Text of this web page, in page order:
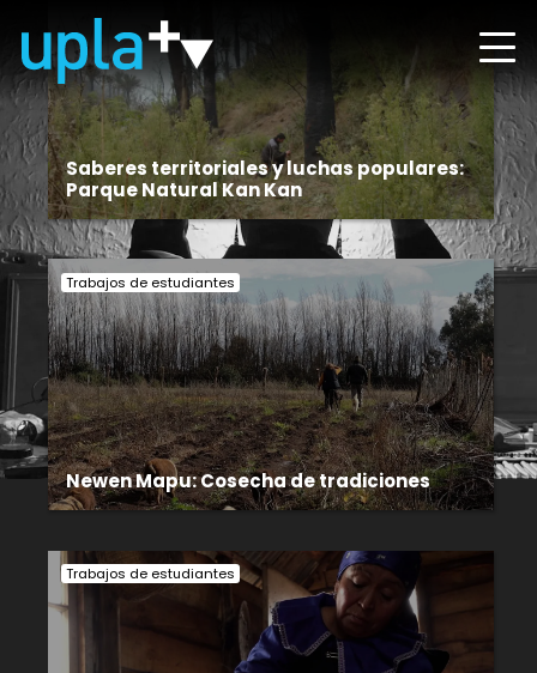
Saberes territoriales y luchas populares:
Parque Natural Kan Kan
Trabajos de estudiantes
Newen Mapu: Cosecha de tradiciones
Trabajos de estudiantes